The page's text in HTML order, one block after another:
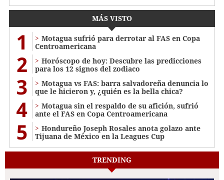
MÁS VISTO
1
Motagua sufrió para derrotar al FAS en Copa
Centroamericana
2
Horóscopo de hoy: Descubre las predicciones
para los 12 signos del zodiaco
3
Motagua vs FAS: barra salvadoreña denuncia lo
que le hicieron y, ¿quién es la bella chica?
4
Motagua sin el respaldo de su afición, sufrió
ante el FAS en Copa Centroamericana
5
Hondureño Joseph Rosales anota golazo ante
Tijuana de México en la Leagues Cup
TRENDING